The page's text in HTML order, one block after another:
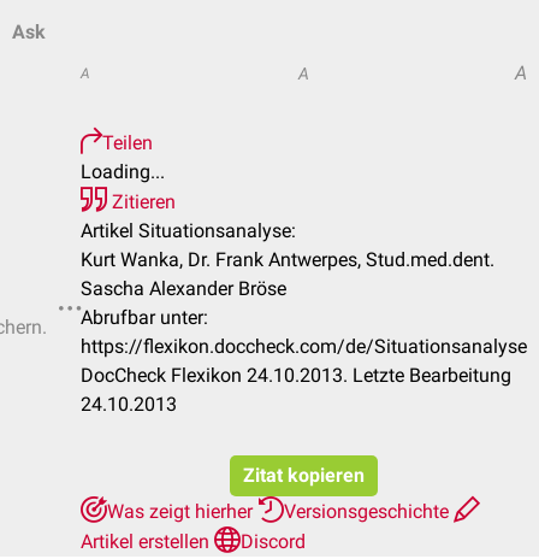
Ask
A A A
Teilen
Loading...
Zitieren
Artikel Situationsanalyse:
Kurt Wanka, Dr. Frank Antwerpes, Stud.med.dent.
Sascha Alexander Bröse
Abrufbar unter:
https://flexikon.doccheck.com/de/Situationsanalyse
DocCheck Flexikon 24.10.2013. Letzte Bearbeitung
24.10.2013
Zitat kopieren
Was zeigt hierher
Versionsgeschichte
Artikel erstellen
Discord